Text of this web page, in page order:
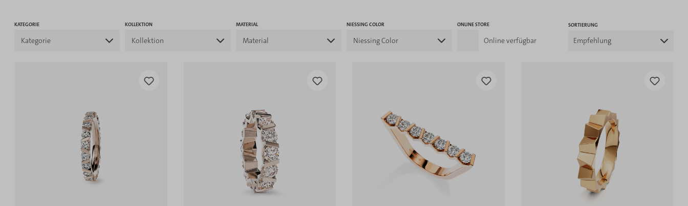
KATEGORIE
Kategorie
KOLLEKTION
Kollektion
MATERIAL
Material
NIESSING COLOR
Niessing Color
ONLINE STORE
Online verfügbar
SORTIERUNG